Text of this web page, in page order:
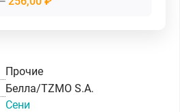
Прочие
Белла/TZMO S.A.
Сени